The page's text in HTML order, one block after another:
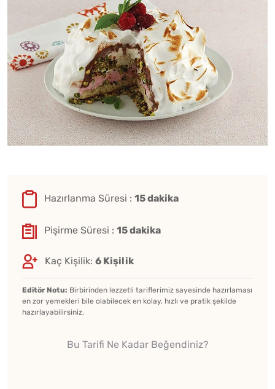
Hazırlanma Süresi : 15 dakika
Pişirme Süresi : 15 dakika
Kaç Kişilik: 6 Kişilik
Editör Notu: Birbirinden lezzetli tariflerimiz sayesinde hazırlaması
en zor yemekleri bile olabilecek en kolay, hızlı ve pratik şekilde
hazırlayabilirsiniz.
Bu Tarifi Ne Kadar Beğendiniz?